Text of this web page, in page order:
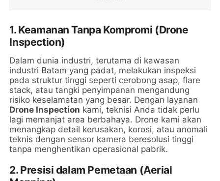
1. Keamanan Tanpa Kompromi (Drone
Inspection)
Dalam dunia industri, terutama di kawasan
industri Batam yang padat, melakukan inspeksi
pada struktur tinggi seperti cerobong asap, flare
stack, atau tangki penyimpanan mengandung
risiko keselamatan yang besar. Dengan layanan
Drone Inspection kami, teknisi Anda tidak perlu
lagi memanjat area berbahaya. Drone kami akan
menangkap detail kerusakan, korosi, atau anomali
teknis dengan sensor kamera beresolusi tinggi
tanpa menghentikan operasional pabrik.
2. Presisi dalam Pemetaan (Aerial